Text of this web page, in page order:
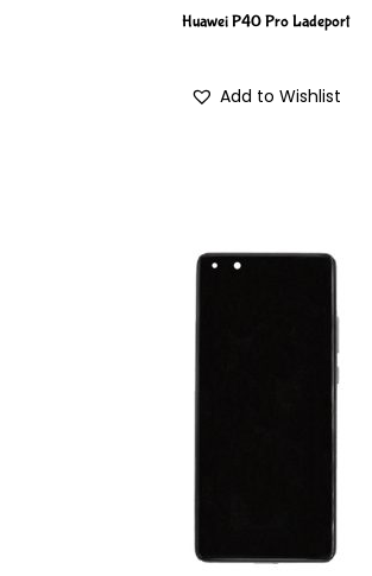
Huawei P40 Pro Ladeport
Add to Wishlist